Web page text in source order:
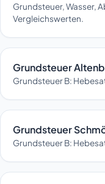
Grundsteuer, Wasser,
Vergleichswerten.
Grundsteuer
Grundsteuer B:
Grundsteuer
Grundsteuer B: